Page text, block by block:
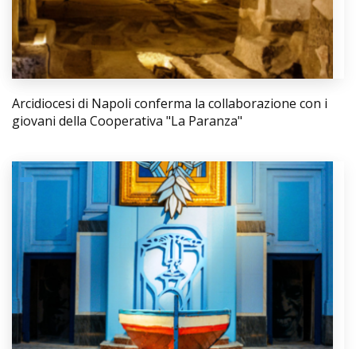
Arcidiocesi di Napoli conferma la collaborazione con i
giovani della Cooperativa "La Paranza"